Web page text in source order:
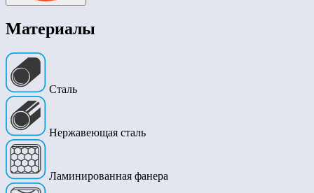
Материалы
Сталь
Нержавеющая сталь
Ламинированная фанера